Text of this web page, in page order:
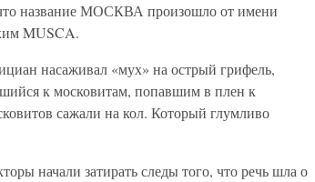
название МОСКВА произошло от имени
MUSCA.
насаживал «мух» на острый грифель,
к московитам, попавшим в плен к
сажали на кол. Который глумливо
начали затирать следы того, что речь шла о